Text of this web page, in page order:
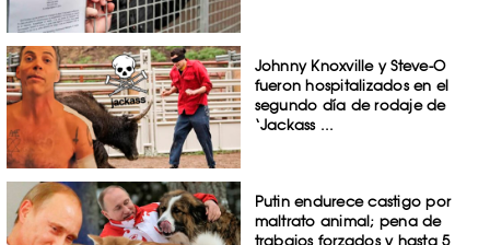
Johnny Knoxville y Steve-O
fueron hospitalizados en el
segundo día de rodaje de
‘Jackass ...
Putin endurece castigo por
maltrato animal; pena de
trabajos forzados y hasta 5